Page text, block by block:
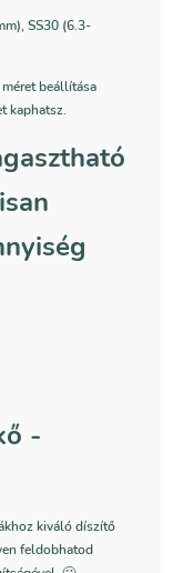
SS30 (6.3-
beállítása
kaphatsz.
-
kiváló díszítő
feldobhatod